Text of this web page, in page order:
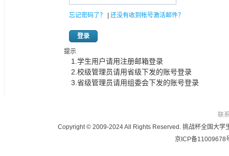
忘记密码了？ 还没有收到帐号激活邮件？
登录
提示
1.学生用户请用注册邮箱登录
2.校级管理员请用省级下发的账号登录
3.省级管理员请用组委会下发的账号登录
联
Copyright © 2009-2024 All Rights Reserved. 挑战杯全国大学
京ICP备11009678